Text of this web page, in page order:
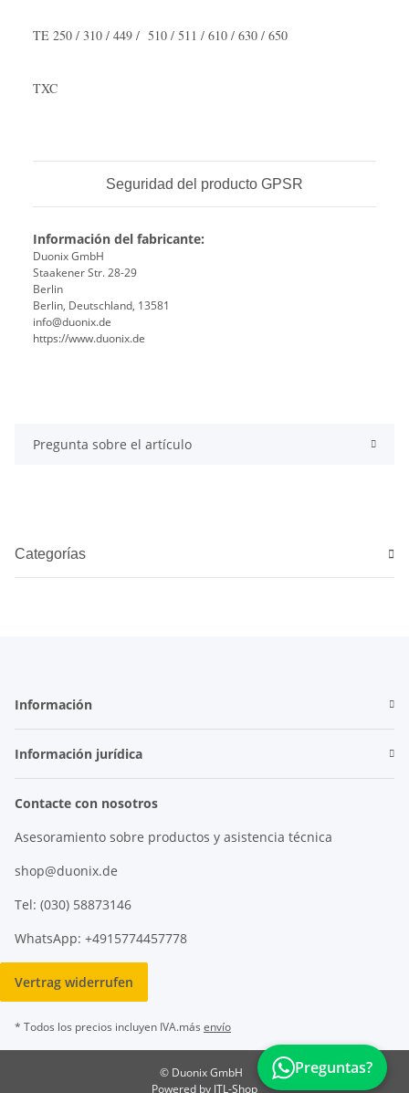
TE 250 / 310 / 449 / 510 / 511 / 610 / 630 / 650
TXC
Seguridad del producto GPSR
Información del fabricante:
Duonix GmbH
Staakener Str. 28-29
Berlin
Berlin, Deutschland, 13581
info@duonix.de
https://www.duonix.de
Pregunta sobre el artículo
Categorías
Información
Información jurídica
Contacte con nosotros
Asesoramiento sobre productos y asistencia técnica
shop@duonix.de
Tel: (030) 58873146
WhatsApp: +4915774457778
Vertrag widerrufen
* Todos los precios incluyen IVA.más envío
© Duonix GmbH
Powered by JTL-Shop
Preguntas?